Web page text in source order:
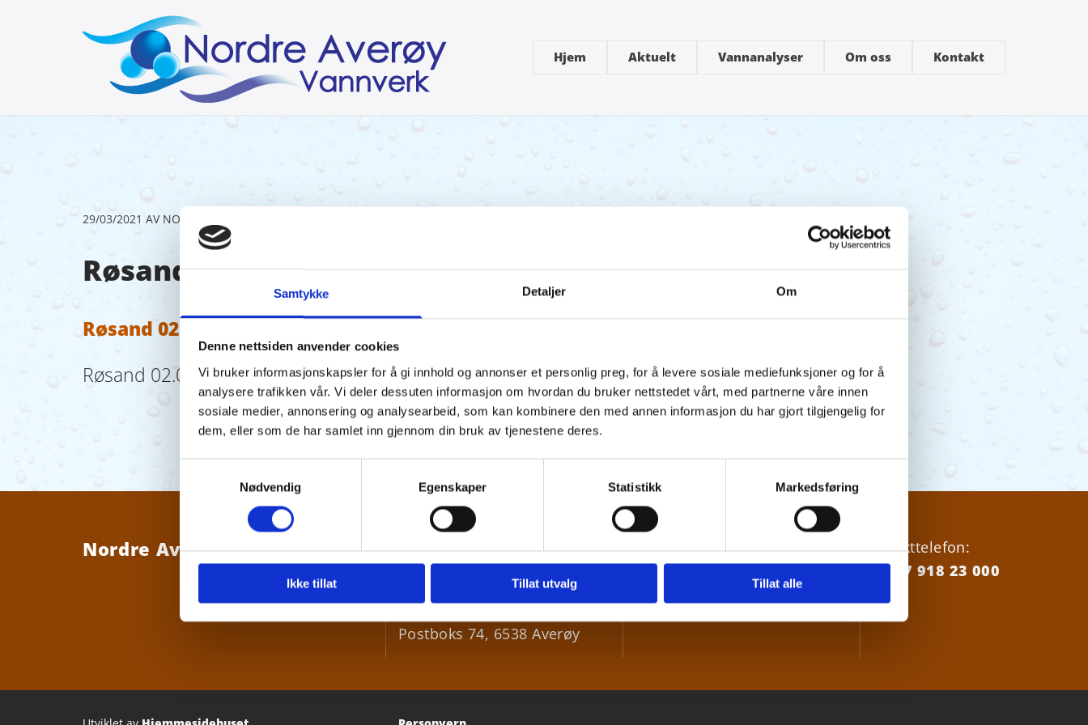
Samtykke Detaljer Om
Denne nettsiden anvender cookies
Vi bruker informasjonskapsler for å gi innhold og annonser et personlig preg, for å levere sosiale mediefunksjoner og for å
analysere trafikken vår. Vi deler dessuten informasjon om hvordan du bruker nettstedet vårt, med partnerne våre innen
sosiale medier, annonsering og analysearbeid, som kan kombinere den med annen informasjon du har gjort tilgjengelig for
dem, eller som de har samlet inn gjennom din bruk av tjenestene deres.
Nødvendig
Egenskaper Statistikk Markedsføring
Ikke tillat Tillat utvalg Tillat alle
Hjem Aktuelt Vannanalyser Om oss Kontakt
29/03/2021 AV NORDRE AVERØY VANNVERK
Røsand 02.03.21
Røsand 02.03.21
Røsand 02.03.21
Nordre Averøy Vannverk SA Besøksadresse:
Bådalsveien 73, 6531 Averøy
Postadresse:
Postboks 74, 6538 Averøy
 +47 918 23000
post@nordrevann.no
Vakttelefon:
+47 918 23 000